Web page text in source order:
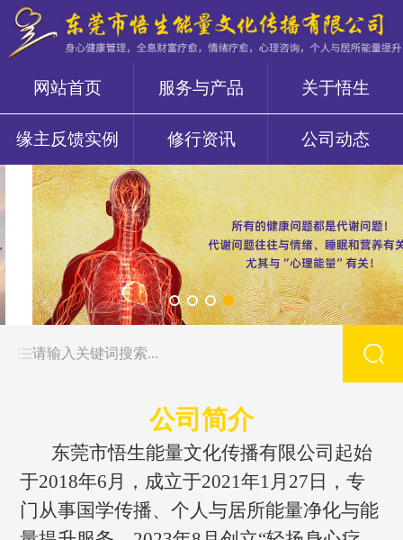
网站首页 服务与产品 关于悟生
缘主反馈实例 修行资讯 公司动态
公司简介
东莞市悟生能量文化传播有限公司起始
于2018年6月，成立于2021年1月27日，专
门从事国学传播、个人与居所能量净化与能